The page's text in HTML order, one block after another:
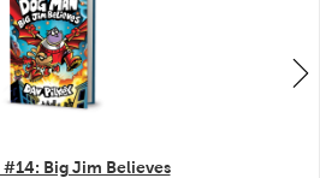
#14: Big Jim Believes